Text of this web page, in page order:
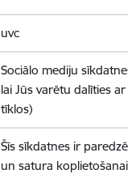
uvc
Sociālo mediju
lai Jūs varētu dalīties
tīklos)
Šīs sīkdatnes ir
un satura